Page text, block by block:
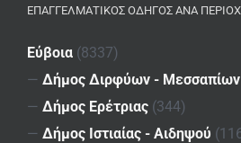
ΕΠΑΓΓΕΛΜΑΤΙΚΌΣ ΟΔΗΓΌΣ ΑΝΆ
Εύβοια (8337)
— Δήμος Διρφύων - Μεσσαπίων
— Δήμος Ερέτριας (344)
— Δήμος Ιστιαίας - Αιδηψού